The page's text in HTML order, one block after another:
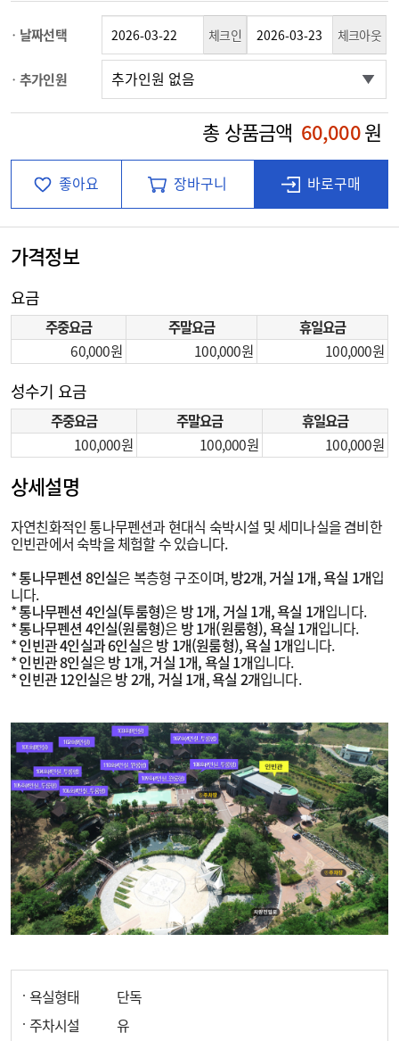
날짜선택 체크인 체크아웃
추가인원
총 상품금액 60,000원
좋아요 장바구니 바로구매
가격정보
요금
주중요금 주말요금
휴일요금
60,000
100,000 100,000
성수기 요금
주중요금 주말요금
휴일요금
100,000
100,000 100,000
상세설명
자연친화적인 통나무펜션과 현대식 숙박시설 및 세미나실을 겸비한
인빈관에서 숙박을 체험할 수 있습니다.
*통나무펜션 8인실은 복층형 구조이며,방2개,거실 1개, 욕실 1개입
니다.
*통나무펜션 4인실(투룸형)은 방 1개, 거실 1개, 욕실 1개입니다.
*통나무펜션 4인실(원룸형)은 방 1개(원룸형), 욕실 1개입니다.
*인빈관 4인실과 6인실은방 1개(원룸형), 욕실 1개입니다.
*인빈관 8인실은방 1개, 거실 1개, 욕실 1개입니다.
*인빈관 12인실은방 2개, 거실 1개, 욕실 2개입니다.
욕실형태
단독
주차시설
유